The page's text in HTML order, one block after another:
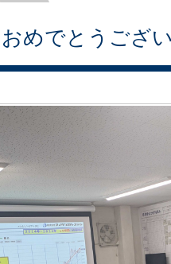
めでとうござ